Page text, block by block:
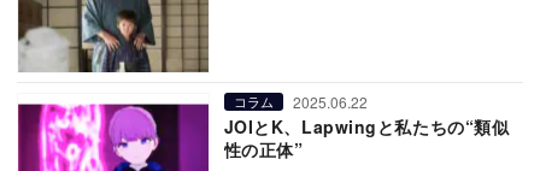
コラム 2025.06.22
JOIとK、Lapwingと私たちの“類似
性の正体”